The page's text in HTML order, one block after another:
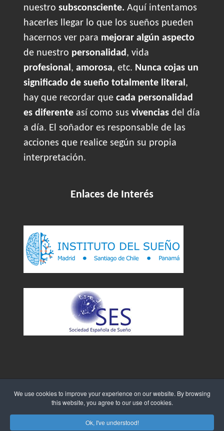
We use cookies to improve your experience on our website. By browsing
this website, you agree to our use of cookies.
Ok, I've understood!
nuestro subsconsciente. Aquí intentamos
hacerles llegar lo que los sueños pueden
hacernos ver para mejorar algún aspecto
de nuestro personalidad, vida
profesional, amorosa, etc. Nunca cojas un
significado de sueño totalmente literal,
hay que recordar que cada personalidad
es diferente así como sus vivencias del día
a día. El soñador es responsable de las
acciones que realice según su propia
interpretación.
Enlaces de Interés